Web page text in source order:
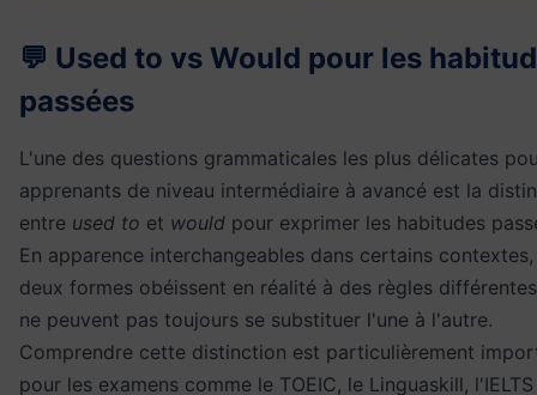
💬 Used to vs Would pour les
passées
L'une des questions grammaticales les plus délicates
apprenants de niveau intermédiaire à avancé est la
entre used to et would pour exprimer les habitudes
En apparence interchangeables dans certains
deux formes obéissent en réalité à des règles
ne peuvent pas toujours se substituer l'une à l'autre.
Comprendre cette distinction est particulièrement
pour les examens comme le TOEIC, le Linguaskill,